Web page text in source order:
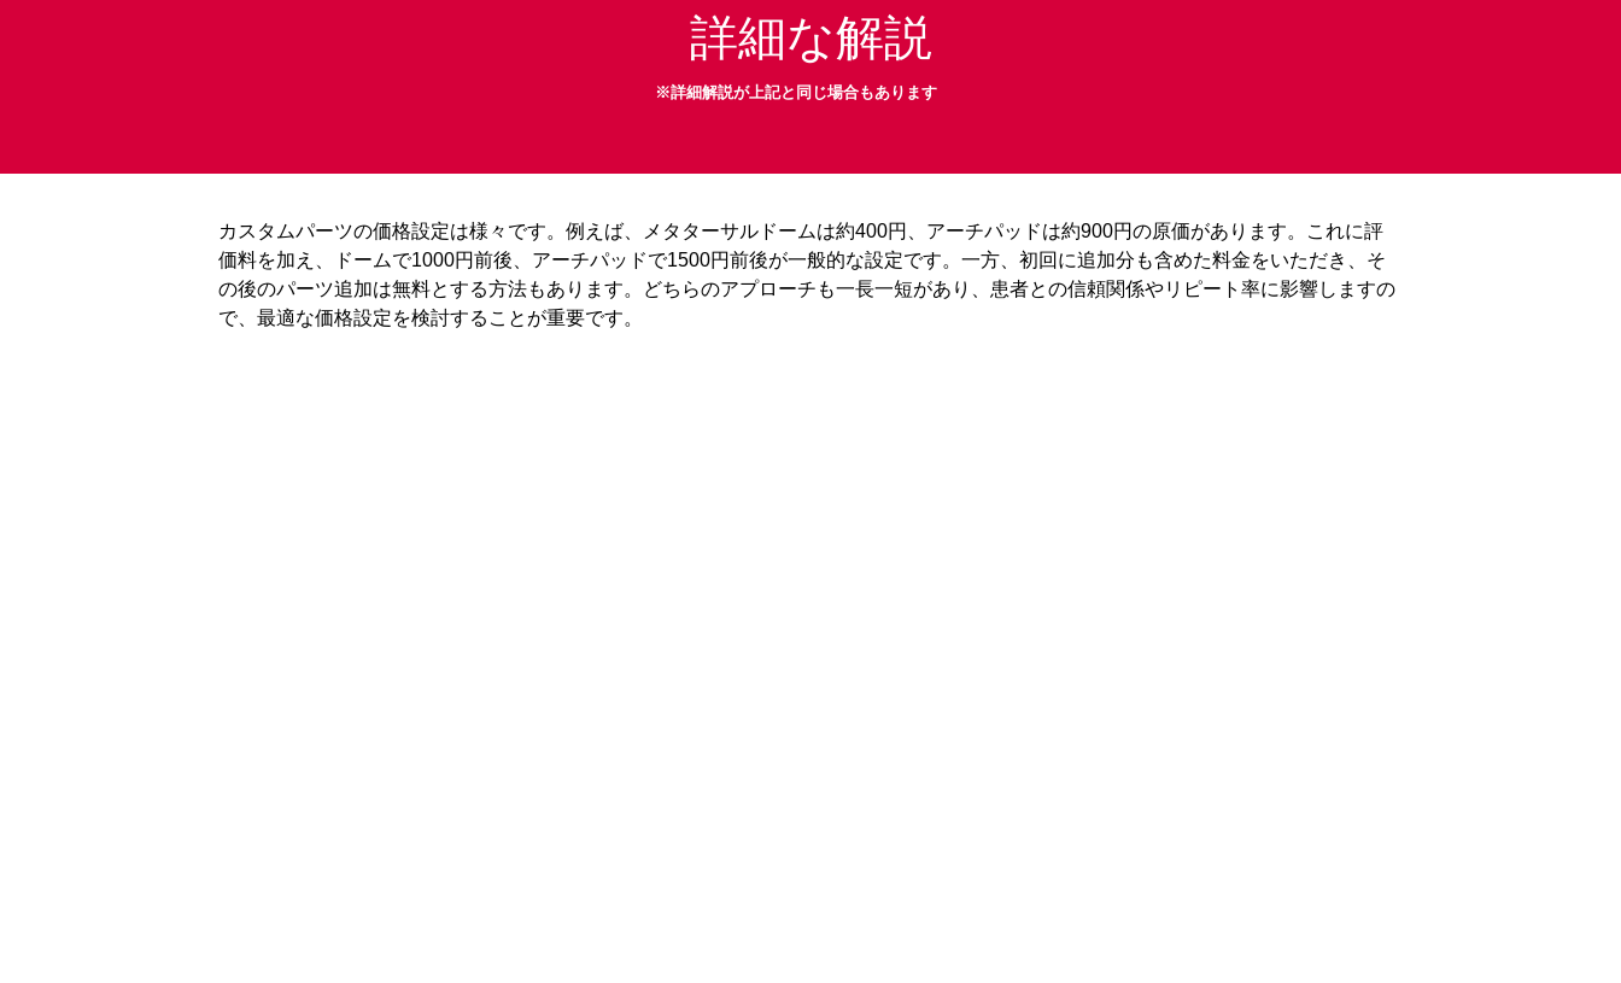
詳細な解説
※詳細解説が上記と同じ場合もあります
カスタムパーツの価格設定は様々です。例えば、メタターサルドームは約400円、アーチパッドは約900円の原価があります。これに評
価料を加え、ドームで1000円前後、アーチパッドで1500円前後が一般的な設定です。一方、初回に追加分も含めた料金をいただき、そ
の後のパーツ追加は無料とする方法もあります。どちらのアプローチも一長一短があり、患者との信頼関係やリピート率に影響しますの
で、最適な価格設定を検討することが重要です。